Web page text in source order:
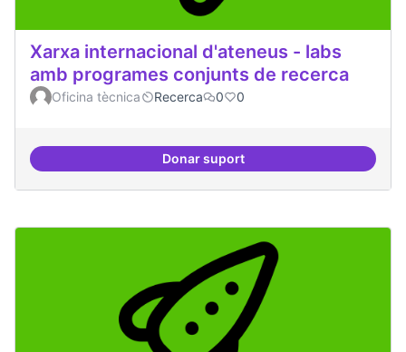
Xarxa internacional d'ateneus - labs
amb programes conjunts de recerca
Oficina tècnica Recerca 0 0
Donar suportXarxa internacional d'ateneus -